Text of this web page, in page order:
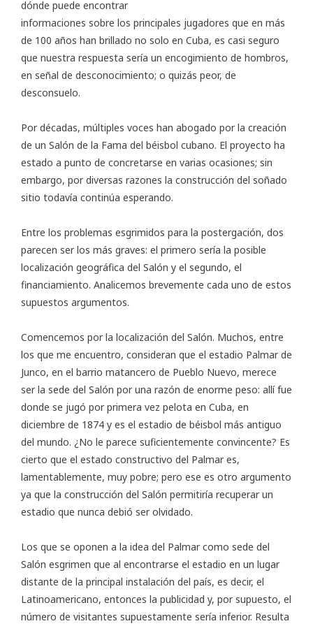
dónde puede encontrar
informaciones sobre los principales jugadores que en más
de 100 años han brillado no solo en Cuba, es casi seguro
que nuestra respuesta sería un encogimiento de hombros,
en señal de desconocimiento; o quizás peor, de
desconsuelo.
Por décadas, múltiples voces han abogado por la creación
de un Salón de la Fama del béisbol cubano. El proyecto ha
estado a punto de concretarse en varias ocasiones; sin
embargo, por diversas razones la construcción del soñado
sitio todavía continúa esperando.
Entre los problemas esgrimidos para la postergación, dos
parecen ser los más graves: el primero sería la posible
localización geográfica del Salón y el segundo, el
financiamiento. Analicemos brevemente cada uno de estos
supuestos argumentos.
Comencemos por la localización del Salón. Muchos, entre
los que me encuentro, consideran que el estadio Palmar de
Junco, en el barrio matancero de Pueblo Nuevo, merece
ser la sede del Salón por una razón de enorme peso: allí fue
donde se jugó por primera vez pelota en Cuba, en
diciembre de 1874 y es el estadio de béisbol más antiguo
del mundo. ¿No le parece suficientemente convincente? Es
cierto que el estado constructivo del Palmar es,
lamentablemente, muy pobre; pero ese es otro argumento
ya que la construcción del Salón permitiría recuperar un
estadio que nunca debió ser olvidado.
Los que se oponen a la idea del Palmar como sede del
Salón esgrimen que al encontrarse el estadio en un lugar
distante de la principal instalación del país, es decir, el
Latinoamericano, entonces la publicidad y, por supuesto, el
número de visitantes supuestamente sería inferior. Resulta